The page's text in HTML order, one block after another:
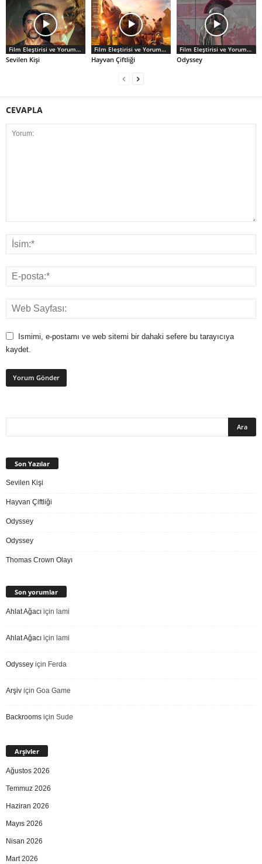
Film Eleştirisi ve Yorumlar
Sevilen Kişi
Film Eleştirisi ve Yorumlar
Hayvan Çiftliği
Film Eleştirisi ve Yorumlar
Odyssey
CEVAPLA
Ismimi, e-postamı ve web sitemi bir dahaki sefere bu tarayıcıya
kaydet.
Son Yazılar
Sevilen Kişi
Hayvan Çiftliği
Odyssey
Odyssey
Thomas Crown Olayı
Son yorumlar
Ahlat Ağacı için lami
Ahlat Ağacı için lami
Odyssey için Ferda
Arşiv için Goa Game
Backrooms için Sude
Arşivler
Ağustos 2026
Temmuz 2026
Haziran 2026
Mayıs 2026
Nisan 2026
Mart 2026